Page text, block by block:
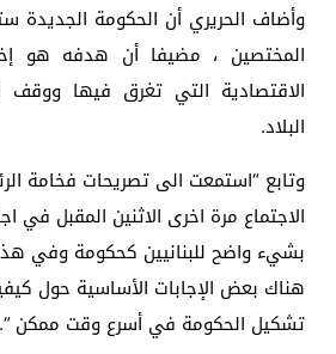
المختصين ، مضيفا أن هدفه هو
الاقتصادية التي تغرق فيها ووقف
البلاد.
وتابع “استمعت الى تصريحات فخامة
الاجتماع مرة اخرى الاثنين المقبل في
بشيء واضح للبنانيين كحكومة وفي
هناك بعض الإجابات الأساسية حول
تشكيل الحكومة في أسرع وقت ممكن “.